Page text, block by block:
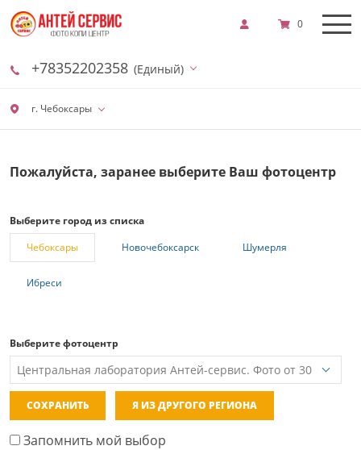
г. Чебоксары
+78352202358 (Единый)
0
Пожалуйста, заранее выберите Ваш фотоцентр
Выберите город из списка
Чебоксары
Новочебоксарск Шумерля
Ибреси
Выберите фотоцентр
СОХРАНИТЬ Я ИЗ ДРУГОГО РЕГИОНА
Запомнить мой выбор